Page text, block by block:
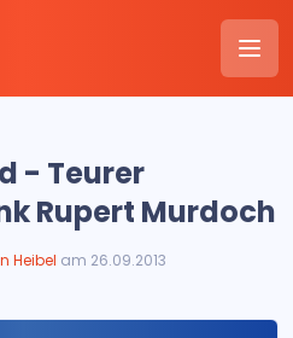
- Teurer
Rupert Murdoch
Heibel am 26.09.2013